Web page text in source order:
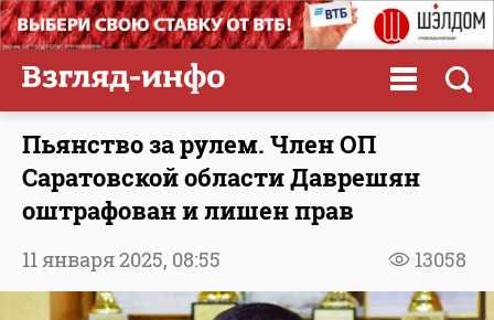
Пьянство за рулем. Член ОП
Саратовской области Даврешян
оштрафован и лишен прав
13058
11 января 2025, 08:55